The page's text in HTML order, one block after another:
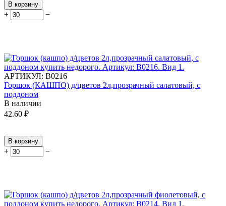
В корзину
+ −
АРТИКУЛ: В0216
Горшок (КАШПО) д/цветов 2л,прозрачный салатовый, с
поддоном
В наличии
42.60 ₽
В корзину
+ −